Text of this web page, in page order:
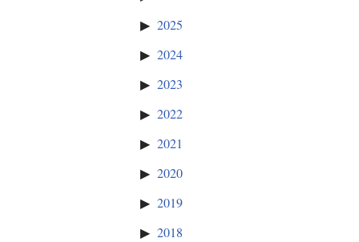
2025
2024
2023
2022
2021
2020
2019
2018